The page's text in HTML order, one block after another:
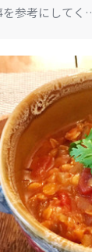
を参考にしてく